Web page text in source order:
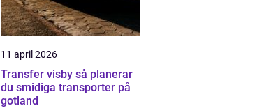
11 april 2026
Transfer visby så planerar
du smidiga transporter på
gotland